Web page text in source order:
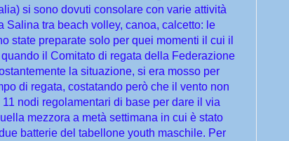
si sono dovuti consolare con varie attività
Salina tra beach volley, canoa, calcetto: le
state preparate solo per quei momenti il cui il
il Comitato di regata della Federazione
la situazione, si era mosso per
di regata, costatando però che il vento non
nodi regolamentari di base per dare il via
mezzora a metà settimana in cui è stato
batterie del tabellone youth maschile. Per